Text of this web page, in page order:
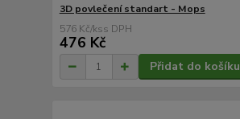
3D povlečení standart - Mops
576 Kč/ks
476 Kč
Přidat do košíku